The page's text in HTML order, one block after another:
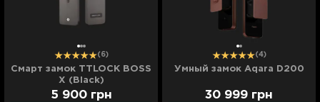
(6)
Смарт замок TTLOCK BOSS
X (Black)
5 900 грн
(4)
Умный замок Aqara D200
30 999 грн